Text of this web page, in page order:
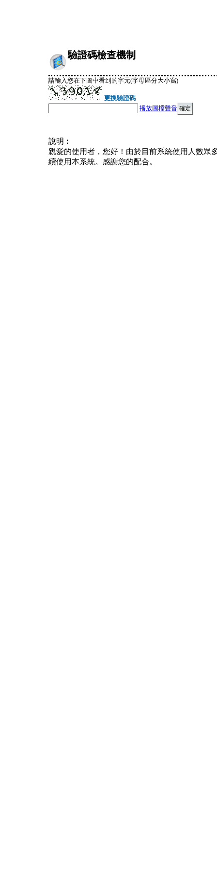
驗證碼檢查機制
請輸入您在下圖中看到的字元(字母區分大小寫)
更換驗證碼
播放圖檔聲音
說明︰
親愛的使用者，您好！由於目前系統使用人數眾
續使用本系統。感謝您的配合。